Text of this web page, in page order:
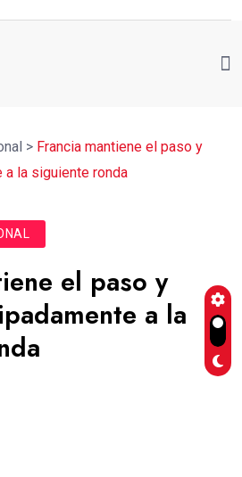
> Francia mantiene el paso y
a la siguiente ronda
el paso y
a la